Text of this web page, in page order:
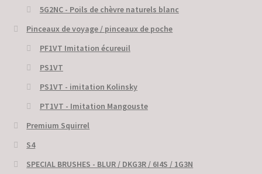
5G2NC - Poils de chèvre naturels blanc
Pinceaux de voyage / pinceaux de poche
PF1VT Imitation écureuil
PS1VT
PS1VT - imitation Kolinsky
PT1VT - Imitation Mangouste
Premium Squirrel
S4
SPECIAL BRUSHES - BLUR / DKG3R / 6I4S / 1G3N